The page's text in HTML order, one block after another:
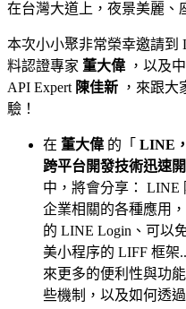
在台灣大道上，夜景美麗、
本次小小聚非常榮幸邀請到
料認證專家 董大偉 ，以及
API Expert 陳佳新 ，來跟大
驗！
在 董大偉 的「 LINE
跨平台開發技術迅速
中，將會分享： LINE
企業相關的各種應用
的 LINE Login、可以
美小程序的 LIFF 框架
來更多的便利性與功
些機制，以及如何透